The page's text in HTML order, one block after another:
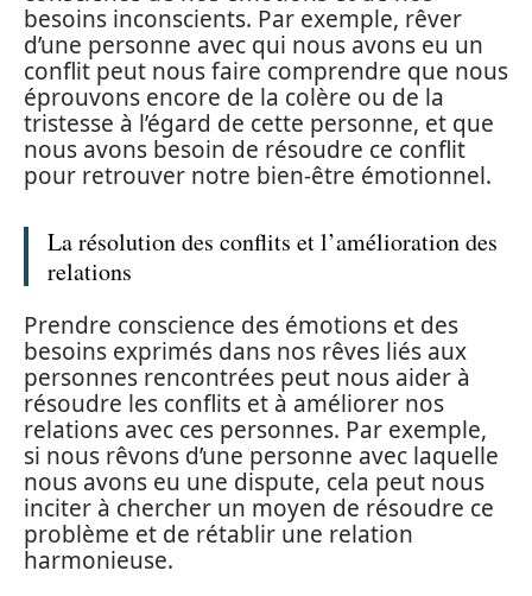
besoins inconscients. Par exemple, rêver
d’une personne avec qui nous avons eu un
conflit peut nous faire comprendre que nous
éprouvons encore de la colère ou de la
tristesse à l’égard de cette personne, et que
nous avons besoin de résoudre ce conflit
pour retrouver notre bien-être émotionnel.
La résolution des conflits et l’amélioration des
relations
Prendre conscience des émotions et des
besoins exprimés dans nos rêves liés aux
personnes rencontrées peut nous aider à
résoudre les conflits et à améliorer nos
relations avec ces personnes. Par exemple,
si nous rêvons d’une personne avec laquelle
nous avons eu une dispute, cela peut nous
inciter à chercher un moyen de résoudre ce
problème et de rétablir une relation
harmonieuse.